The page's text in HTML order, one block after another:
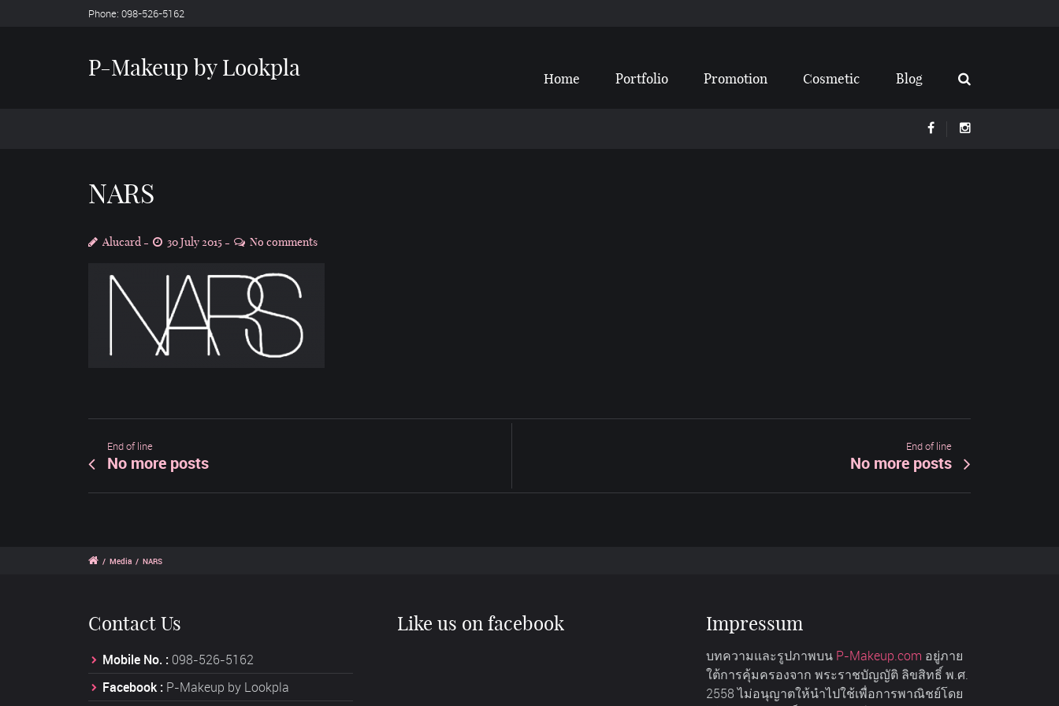
Phone: 098-526-5162
P-Makeup by Lookpla Home Portfolio Promotion Cosmetic Blog
NARS
Alucard 30 July 2015 No comments
End of line
No more posts
End of line
No more posts
/ Media / NARS
Contact Us
Mobile No. : 098-526-5162
Facebook : P-Makeup by Lookpla
Like us on facebook Impressum
บทความและรูปภาพบน P-Makeup.com อยู่ภาย
ใต้การคุ้มครองจาก พระราชบัญญัติ ลิขสิทธิ์ พ.ศ.
2558 ไม่อนุญาตให้นำไปใช้เพื่อการพาณิชย์โดย